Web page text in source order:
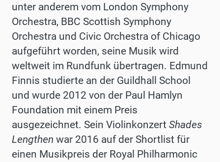
unter anderem vom London Symphony
Orchestra, BBC Scottish Symphony
Orchestra und Civic Orchestra of Chicago
aufgeführt worden, seine Musik wird
weltweit im Rundfunk übertragen. Edmund
Finnis studierte an der Guildhall School
und wurde 2012 von der Paul Hamlyn
Foundation mit einem Preis
ausgezeichnet. Sein Violinkonzert Shades
Lengthen war 2016 auf der Shortlist für
einen Musikpreis der Royal Philharmonic